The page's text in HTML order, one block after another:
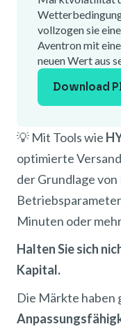
vollzogen sie
Aventron mit
neuen Wert aus
Download
💡 Mit Tools wie
optimierte
der Grundlage
Minuten oder
Halten Sie sich
Kapital.
Die Märkte haben